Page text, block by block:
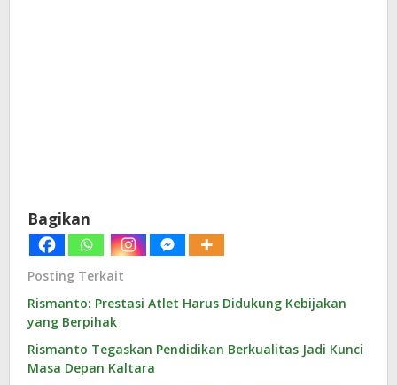
Bagikan
Posting Terkait
Rismanto: Prestasi Atlet Harus Didukung Kebijakan
yang Berpihak
Rismanto Tegaskan Pendidikan Berkualitas Jadi Kunci
Masa Depan Kaltara